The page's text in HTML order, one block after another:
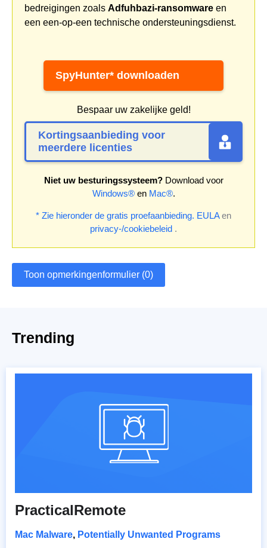
bedreigingen zoals Adfuhbazi-ransomware en
een een-op-een technische ondersteuningsdienst.
SpyHunter* downloaden
Bespaar uw zakelijke geld!
Kortingsaanbieding voor
meerdere licenties
Niet uw besturingssysteem?Download voor
Windows®en Mac®.
* Zie hieronder de gratis proefaanbieding. EULAen
privacy-/cookiebeleid .
Toon opmerkingenformulier (0)
Trending
PracticalRemote
Mac Malware, Potentially Unwanted Programs